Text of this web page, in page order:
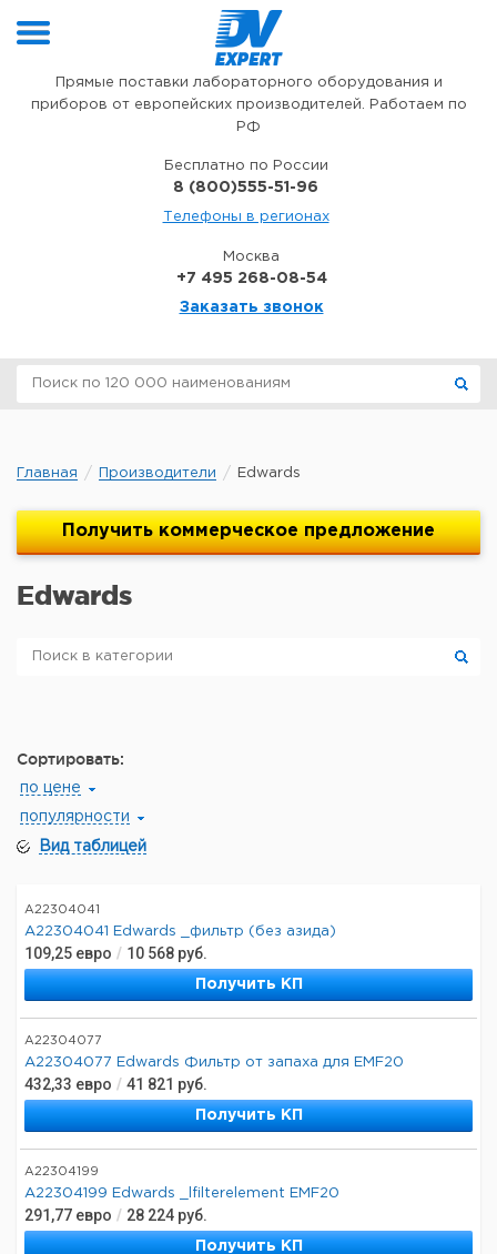
Прямые поставки лабораторного оборудования и
приборов от европейских производителей. Работаем по
РФ
Бесплатно по России
8 (800)555-51-96
Телефоны в регионах
Москва
+7 495 268-08-54
Заказать звонок
Главная Производители Edwards
Получить коммерческое предложение
Edwards
Сортировать:
по цене
популярности
Вид таблицей
A22304041
A22304041 Edwards _фильтр (без азида)
109,25 евро / 10 568 руб.
Получить КП
A22304077
A22304077 Edwards Фильтр от запаха для EMF20
432,33 евро / 41 821 руб.
Получить КП
A22304199
A22304199 Edwards _lfilterelement EMF20
291,77 евро / 28 224 руб.
Получить КП